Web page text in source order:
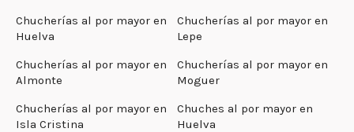
Chucherías al por mayor en
Huelva
Chucherías al por mayor en
Lepe
Chucherías al por mayor en
Almonte
Chucherías al por mayor en
Moguer
Chucherías al por mayor en
Isla Cristina
Chuches al por mayor en
Huelva